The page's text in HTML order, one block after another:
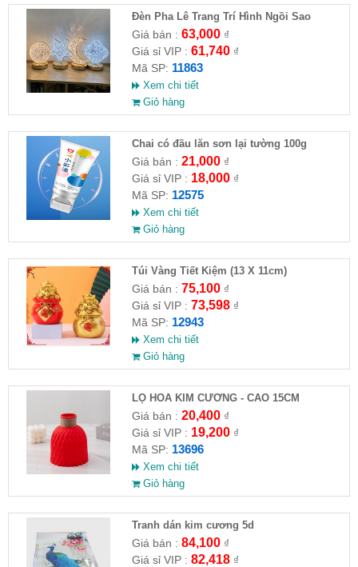
Đèn Pha Lê Trang Trí Hình Ngồi Sao
Giá bán : 63,000₫
Giá sỉ VIP : 61,740₫
Mã SP: 11863
Xem chi tiết
Giỏ hàng
Chai có đầu lăn sơn lại tường 100g
Giá bán : 21,000₫
Giá sỉ VIP : 18,000₫
Mã SP: 12575
Xem chi tiết
Giỏ hàng
Túi Vàng Tiết Kiệm (13 X 11cm)
Giá bán : 75,100₫
Giá sỉ VIP : 73,598₫
Mã SP: 12943
Xem chi tiết
Giỏ hàng
LỌ HOA KIM CƯƠNG - CAO 15CM
Giá bán : 20,400₫
Giá sỉ VIP : 19,200₫
Mã SP: 13696
Xem chi tiết
Giỏ hàng
Tranh dán kim cương 5d
Giá bán : 84,100₫
Giá sỉ VIP : 82,418₫